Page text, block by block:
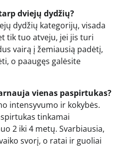
dviejų dydžių?
dydžių kategorijų, visada
tik tuo atveju, jei jis turi
vairą į žemiausią padėtį,
o paaugęs galėsite
vienas paspirtukas?
intensyvumo ir kokybės.
tinkamai
2 iki 4 metų. Svarbiausia,
svorį, o ratai ir guoliai